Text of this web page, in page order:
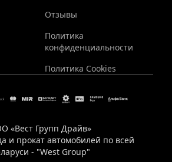
Отзывы
Политика
конфиденциальности
Политика Cookies
«Вест Групп Драйв»
и прокат автомобилей по всей
- "West Group"